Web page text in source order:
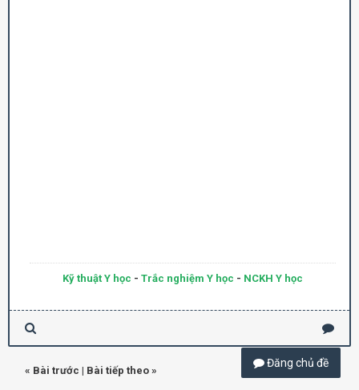
Kỹ thuật Y học - Trắc nghiệm Y học - NCKH Y học
Đăng chủ đề
« Bài trước | Bài tiếp theo »